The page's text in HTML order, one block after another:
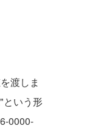
渡しま
という形
0000-